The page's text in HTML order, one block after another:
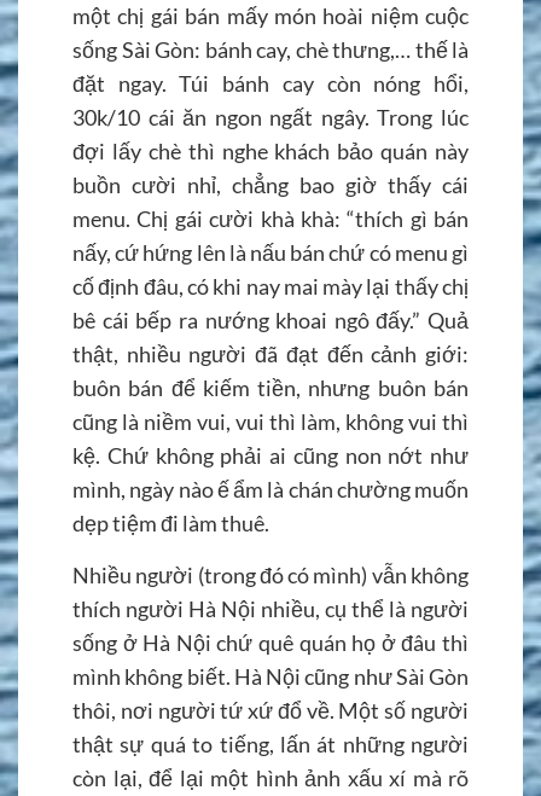
một chị gái bán mấy món hoài niệm cuộc
sống Sài Gòn: bánh cay, chè thưng,… thế là
đặt ngay. Túi bánh cay còn nóng hổi,
30k/10 cái ăn ngon ngất ngây. Trong lúc
đợi lấy chè thì nghe khách bảo quán này
buồn cười nhỉ, chẳng bao giờ thấy cái
menu. Chị gái cười khà khà: “thích gì bán
nấy, cứ hứng lên là nấu bán chứ có menu gì
cố định đâu, có khi nay mai mày lại thấy chị
bê cái bếp ra nướng khoai ngô đấy.” Quả
thật, nhiều người đã đạt đến cảnh giới:
buôn bán để kiếm tiền, nhưng buôn bán
cũng là niềm vui, vui thì làm, không vui thì
kệ. Chứ không phải ai cũng non nớt như
mình, ngày nào ế ẩm là chán chường muốn
dẹp tiệm đi làm thuê.
Nhiều người (trong đó có mình) vẫn không
thích người Hà Nội nhiều, cụ thể là người
sống ở Hà Nội chứ quê quán họ ở đâu thì
mình không biết. Hà Nội cũng như Sài Gòn
thôi, nơi người tứ xứ đổ về. Một số người
thật sự quá to tiếng, lấn át những người
còn lại, để lại một hình ảnh xấu xí mà rõ